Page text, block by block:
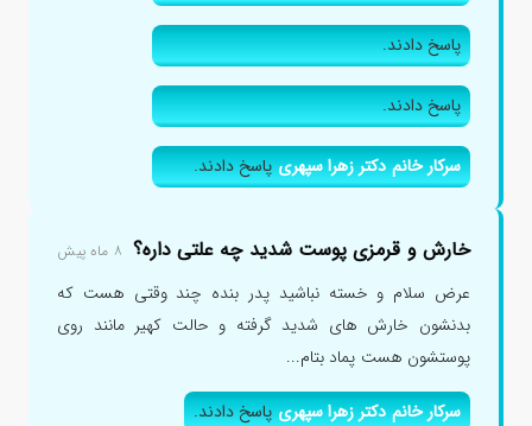
پاسخ دادند.
پاسخ دادند.
سرکار خانم دکتر زهرا سپهریپاسخ دادند.
خارش و قرمزی پوست شدید چه علتی داره؟ ۸ ماه پیش
عرض سلام و خسته نباشید پدر بنده چند وقتی هست که
بدنشون خارش های شدید گرفته و حالت کهیر مانند روی
پوستشون هست پماد بتام...
سرکار خانم دکتر زهرا سپهریپاسخ دادند.